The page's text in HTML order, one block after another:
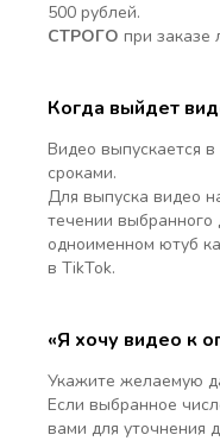
500 рублей.
СТРОГО при заказе
Когда выйдет
Видео выпускается
сроками.
Для выпуска видео
течении выбранного
одноименном ютуб
в TikTok.
«Я хочу видео к
Укажите желаемую
Если выбранное
вами для уточнения